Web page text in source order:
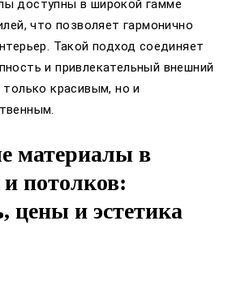
доступны в широкой гамме
что позволяет гармонично
Такой подход соединяет
и привлекательный внешний
красивым, но и
материалы в
и потолков:
цены и эстетика